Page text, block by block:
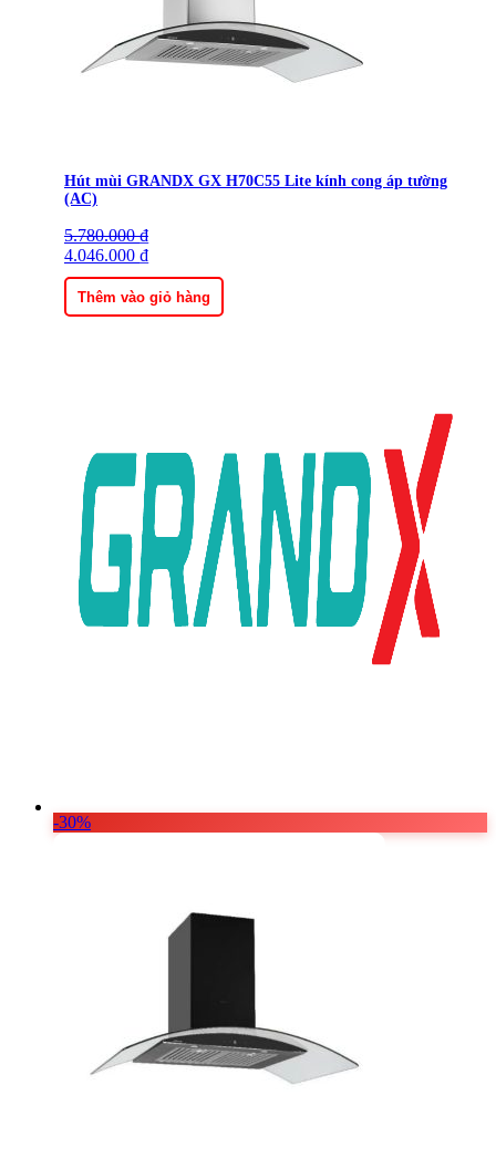
Hút mùi GRANDX GX H70C55 Lite kính cong áp tường
(AC)
5.780.000₫
Giá
gốc
là:
5.780.000 ₫.
4.046.000 ₫
Giá
hiện
tại
là:
4.046.000 ₫.
Thêm vào giỏ hàng
-30%